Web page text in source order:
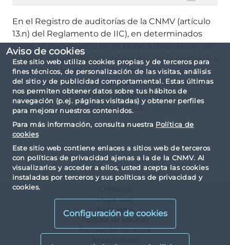
Aviso de cookies
Este sitio web utiliza cookies propias y de terceros para
fines técnicos, de personalización de las visitas, análisis
del sitio y de publicidad comportamental. Estas últimas
nos permiten obtener datos sobre tus hábitos de
navegación (p.ej. páginas visitadas) y obtener perfiles
para mejorar nuestros contenidos.
Para más información, consulta nuestra Política de
cookies
Este sitio web contiene enlaces a sitios web de terceros
con políticas de privacidad ajenas a la de la CNMV. Al
visualizarlos y acceder a ellos, usted acepta las cookies
instaladas por terceros y sus políticas de privacidad y
cookies.
Configuración de cookies
En el Registro de auditorías de la CNMV (artículo
13.n) del Reglamento de IIC), en determinados
casos, el documento no se pone a disposición del
público, en aras del cumplimiento de la normativa
de protección de datos. No obstante, cualquier
interesado podrá solicitar a la CNMV de forma
expresa el acceso a esta documentación
mediante loscauces habilitados
Mapa web
Nota legal
Política de cookies
Protección de datos